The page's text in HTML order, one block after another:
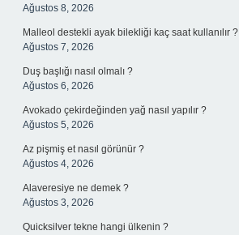
Ağustos 8, 2026
Malleol destekli ayak bilekliği kaç saat kullanılır ?
Ağustos 7, 2026
Duş başlığı nasıl olmalı ?
Ağustos 6, 2026
Avokado çekirdeğinden yağ nasıl yapılır ?
Ağustos 5, 2026
Az pişmiş et nasıl görünür ?
Ağustos 4, 2026
Alaveresiye ne demek ?
Ağustos 3, 2026
Quicksilver tekne hangi ülkenin ?